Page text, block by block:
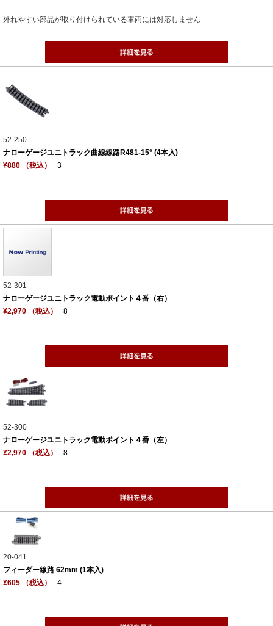
外れやすい部品が取り付けられている車両には対応しません
52-250
ナローゲージユニトラック曲線線路R481-15° (4本入)
¥880 （税込）
3
52-301
ナローゲージユニトラック電動ポイント４番（右）
¥2,970 （税込）
8
52-300
ナローゲージユニトラック電動ポイント４番（左）
¥2,970 （税込）
8
20-041
フィーダー線路 62mm (1本入)
¥605 （税込）
4